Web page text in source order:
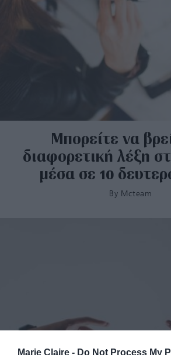
Marie Claire - Do Not Process My
Μπορείτε να
διαφορετική λέξη
μέσα σε 10
By Mcteam